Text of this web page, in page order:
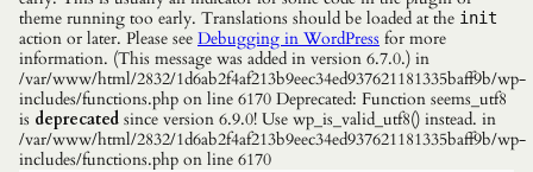
theme running too early. Translations should be loaded at the init
action or later. Please see Debugging in WordPress for more
information. (This message was added in version 6.7.0.) in
/var/www/html/2832/1d6ab2f4af213b9eec34ed937621181335baff9b/wp-
includes/functions.php on line 6170 Deprecated: Function seems_utf8
is deprecated since version 6.9.0! Use wp_is_valid_utf8() instead. in
/var/www/html/2832/1d6ab2f4af213b9eec34ed937621181335baff9b/wp-
includes/functions.php on line 6170